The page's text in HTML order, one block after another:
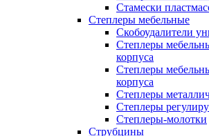
Стамески
Степлеры мебельные
Скобоудалители
Степлеры
корпуса
Степлеры
корпуса
Степлеры
Степлеры
Степлеры-молотки
Струбцины